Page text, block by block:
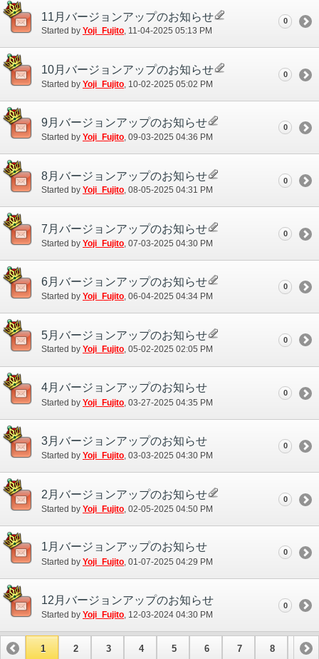
11月バージョンアップのお知らせ
Started by Yoji_Fujito‎, 11-04-2025 05:13 PM
0
10月バージョンアップのお知らせ
Started by Yoji_Fujito ‎, 10-02-2025 05:02 PM
0
9月バージョンアップのお知らせ
Started by Yoji_Fujito‎, 09-03-2025 04:36 PM
0
8月バージョンアップのお知らせ
Started by Yoji_Fujito‎, 08-05-2025 04:31 PM
0
7月バージョンアップのお知らせ
Started by Yoji_Fujito ‎, 07-03-2025 04:30 PM
0
6月バージョンアップのお知らせ
Started by Yoji_Fujito‎, 06-04-2025 04:34 PM
0
5月バージョンアップのお知らせ
Started by Yoji_Fujito‎, 05-02-2025 02:05 PM
0
4月バージョンアップのお知らせ
Started by Yoji_Fujito ‎, 03-27-2025 04:35 PM
0
3月バージョンアップのお知らせ
Started by Yoji_Fujito‎, 03-03-2025 04:30 PM
0
2月バージョンアップのお知らせ
Started by Yoji_Fujito ‎, 02-05-2025 04:50 PM
0
1月バージョンアップのお知らせ
Started by Yoji_Fujito‎, 01-07-2025 04:29 PM
0
12月バージョンアップのお知らせ
Started by Yoji_Fujito‎, 12-03-2024 04:30 PM
0
1 2 3 4 5 6 7 8 9